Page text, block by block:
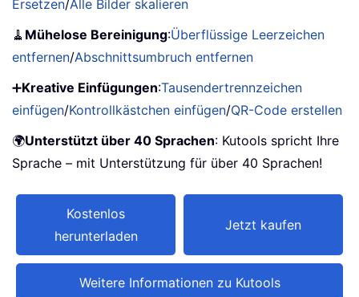
Ersetzen/Alle Bilder skalieren
🧹 Mühelose Bereinigung:Überflüssige Leerzeichen
entfernen/Abschnittsumbruch entfernen
➕Kreative Einfügungen:Tausendertrennzeichen
einfügen/Kontrollkästchen einfügen/QR-Code erstellen
🌍Unterstützt über 40 Sprachen: Kutools spricht Ihre
Sprache – mit Unterstützung für über 40 Sprachen!
Kostenlos
herunterladen
Jetzt kaufen
Weitere Informationen zu Kutools